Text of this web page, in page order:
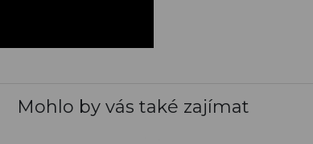
Mohlo by vás také zajímat